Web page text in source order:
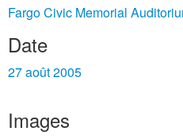
Fargo Civic Memorial
Date
27 août 2005
Images